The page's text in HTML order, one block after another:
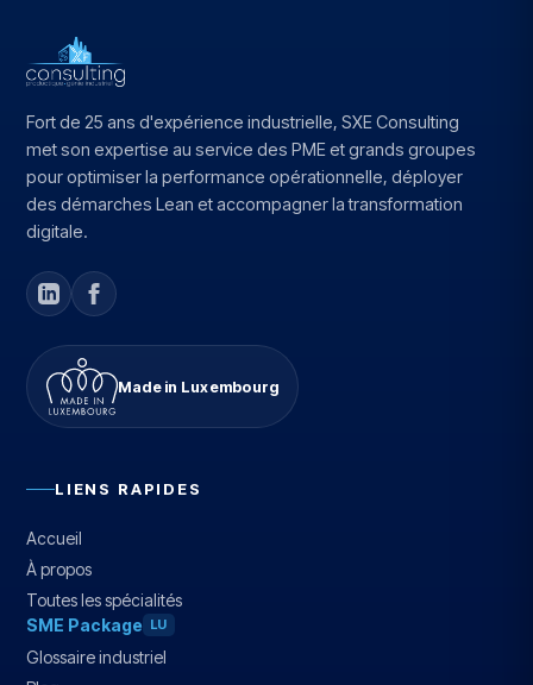
Fort de 25 ans d'expérience industrielle, SXE Consulting
met son expertise au service des PME et grands groupes
pour optimiser la performance opérationnelle, déployer
des démarches Lean et accompagner la transformation
digitale.
Made in Luxembourg
LIENS RAPIDES
Accueil
À propos
Toutes les spécialités
SME Package LU
Glossaire industriel